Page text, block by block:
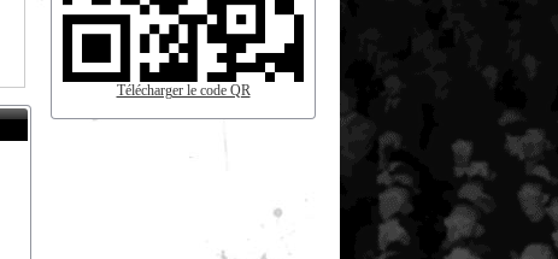
Télécharger le code QR